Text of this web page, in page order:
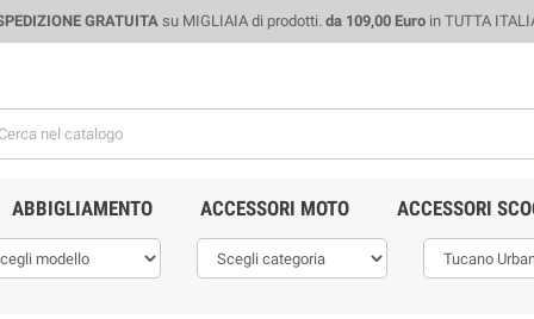
GRATUITAsu MIGLIAIA di prodotti. da 109,00 Euroin TUTTA
ABBIGLIAMENTO ACCESSORI MOTO ACCESSORI